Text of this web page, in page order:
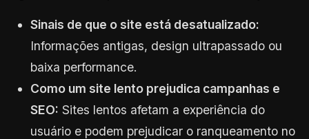
Sinais de que o site está desatualizado:
Informações antigas, design ultrapassado ou
baixa performance.
Como um site lento prejudica campanhas e
SEO: Sites lentos afetam a experiência do
usuário e podem prejudicar o ranqueamento no